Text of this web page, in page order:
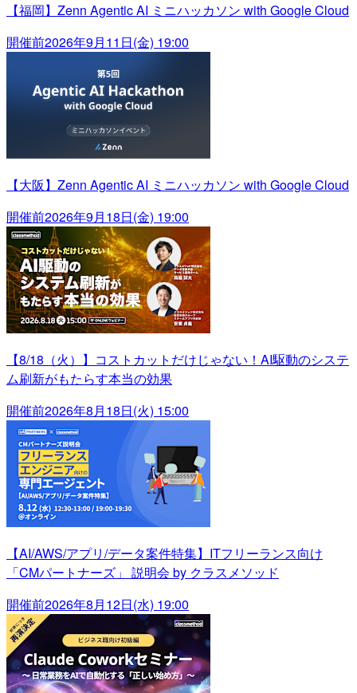
【福岡】Zenn Agentic AI ミニハッカソン with Google Cloud
開催前2026年9月11日(金) 19:00
【大阪】Zenn Agentic AI ミニハッカソン with Google Cloud
開催前2026年9月18日(金) 19:00
【8/18（火）】コストカットだけじゃない！AI駆動のシステ
ム刷新がもたらす本当の効果
開催前2026年8月18日(火) 15:00
【AI/AWS/アプリ/データ案件特集】ITフリーランス向け
「CMパートナーズ」 説明会 by クラスメソッド
開催前2026年8月12日(水) 19:00